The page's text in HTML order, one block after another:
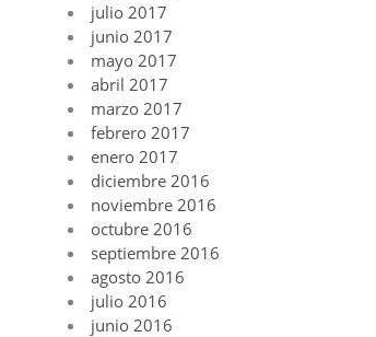
julio 2017
junio 2017
mayo 2017
abril 2017
marzo 2017
febrero 2017
enero 2017
diciembre 2016
noviembre 2016
octubre 2016
septiembre 2016
agosto 2016
julio 2016
junio 2016